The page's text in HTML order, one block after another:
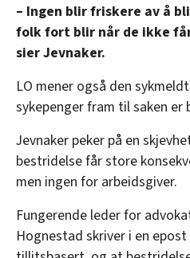
– Ingen blir friskere av å
folk fort blir når de ikke
sier Jevnaker.
LO mener også den
sykepenger fram til saken er
Jevnaker peker på en
bestridelse får store
men ingen for arbeidsgiver.
Fungerende leder for
Hognestad skriver i en